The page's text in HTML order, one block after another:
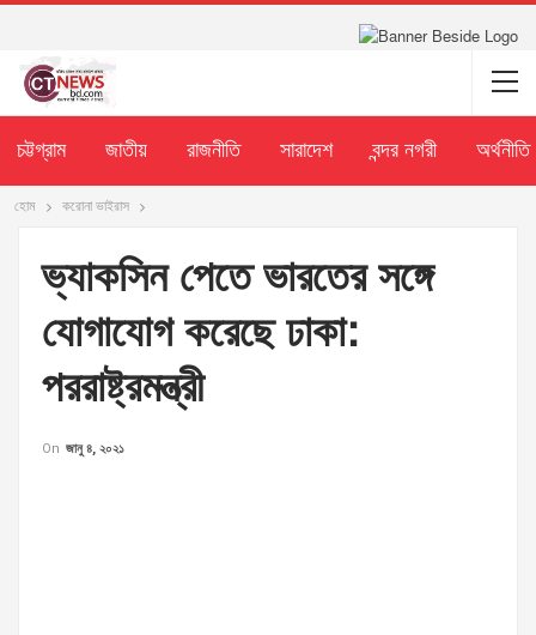
চট্টগ্রাম জাতীয় রাজনীতি সারাদেশ বন্দর নগরী অর্থনীতি
হোম করোনা ভাইরাস
ভ্যাকসিন পেতে ভারতের সঙ্গে
যোগাযোগ করেছে ঢাকা:
পররাষ্ট্রমন্ত্রী
On জানু ৪, ২০২১